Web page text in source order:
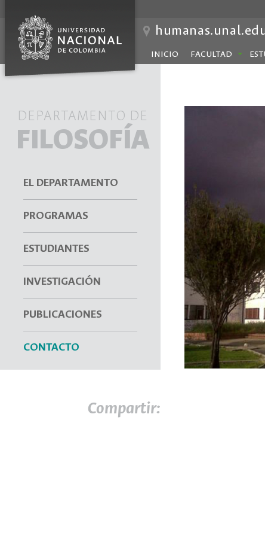
INICIO FACULTAD
DEPARTAMENTO DE
FILOSOFÍA
EL DEPARTAMENTO
PROGRAMAS
ESTUDIANTES
INVESTIGACIÓN
PUBLICACIONES
CONTACTO
Compartir: